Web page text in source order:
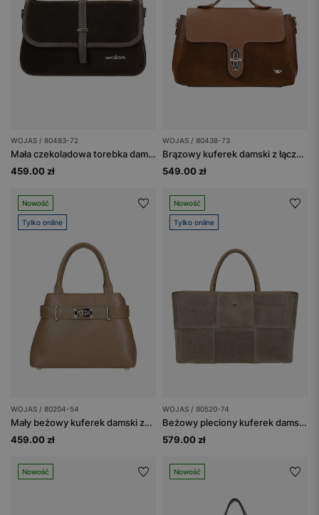
WOJAS / 80483-72
Mała czekoladowa torebka damska z łączonych materiałów
459.00 zł
WOJAS / 80438-73
Brązowy kuferek damski z łączonych skór
549.00 zł
Nowość
Tylko online
WOJAS / 80204-54
Mały beżowy kuferek damski ze skóry licowej
459.00 zł
Nowość
Tylko online
WOJAS / 80520-74
Beżowy pleciony kuferek damski z dwoiny
579.00 zł
Nowość Nowość